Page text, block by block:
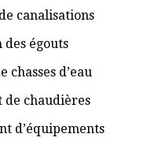
canalisations
des égouts
chasses d’eau
de chaudières
d’équipements